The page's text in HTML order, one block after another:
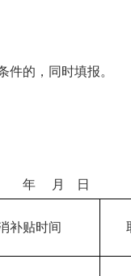
的，同时填报。
月 日
补贴时间